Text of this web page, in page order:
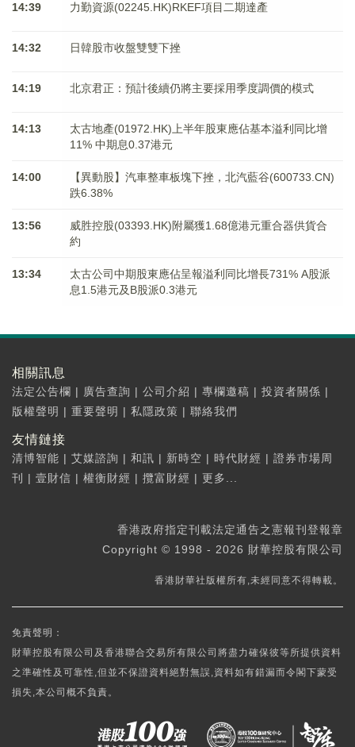
14:39 力勤資源(02245.HK)RKEF項目二期達產
14:32 日韓股市收盤雙雙下挫
14:19 北京君正：預計後續仍將主要採用季度調價的模式
14:13
太古地產(01972.HK)上半年股東應佔基本溢利同比增
11% 中期息0.37港元
14:00
【異動股】汽車整車板塊下挫，北汽藍谷(600733.CN)
跌6.38%
13:56
威胜控股(03393.HK)附屬獲1.68億港元重合器供貨合
約
13:34
太古公司中期股東應佔呈報溢利同比增長731% A股派
息1.5港元及B股派0.3港元
相關訊息
法定公告欄 | 廣告查詢 | 公司介紹 | 專欄邀稿 | 投資者關係 |
版權聲明 | 重要聲明 | 私隱政策 | 聯絡我們
友情鏈接
清博智能 | 艾媒諮詢 | 和訊 | 新時空 | 時代財經 | 證券市場周
刊
| 壹財信 | 權衡財經 | 攬富財經 | 更多...
香港政府指定刊載法定通告之憲報刊登報章
Copyright © 1998 - 2026 財華控股有限公司
香港財華社版權所有,未經同意不得轉載。
免責聲明：
財華控股有限公司及香港聯合交易所有限公司將盡力確保彼等所提供資料
之準確性及可靠性,但並不保證資料絕對無誤,資料如有錯漏而令閣下蒙受
損失,本公司概不負責。